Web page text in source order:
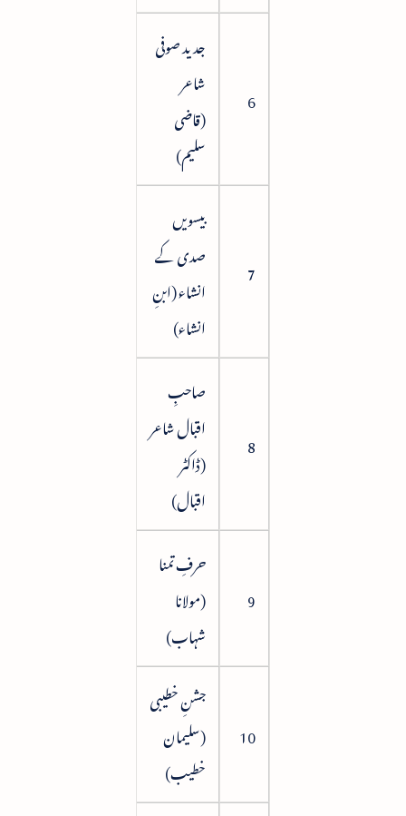
6
جدید صوفی
شاعر
(قاضی
سلیم)
7
بیسویں
صدی کے
انشاء (ابنِ
انشاء)
8
صاحبِ
اقبال شاعر
(ڈاکٹر
اقبال)
9
حرفِ تمنا
(مولانا
شہاب)
10
جشنِ خطیبی
(سلیمان
خطیب)